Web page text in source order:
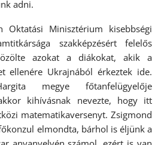
adni.
Oktatási Minisztérium kisebbségi
szakképzésért felelős
azokat a diákokat, akik a
ellenére Ukrajnából érkeztek ide.
megye főtanfelügyelője
kihívásnak nevezte, hogy itt
matematikaversenyt. Zsigmond
elmondta, bárhol is éljünk a